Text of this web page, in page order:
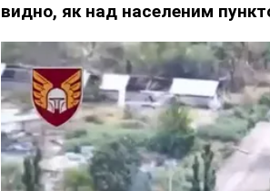
видно, як над населеним